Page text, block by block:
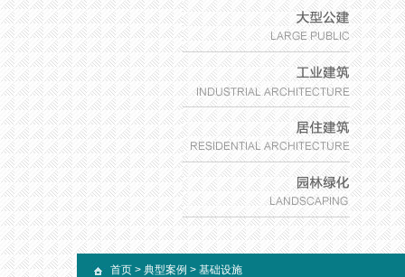
首页 > 典型案例 > 基础设施